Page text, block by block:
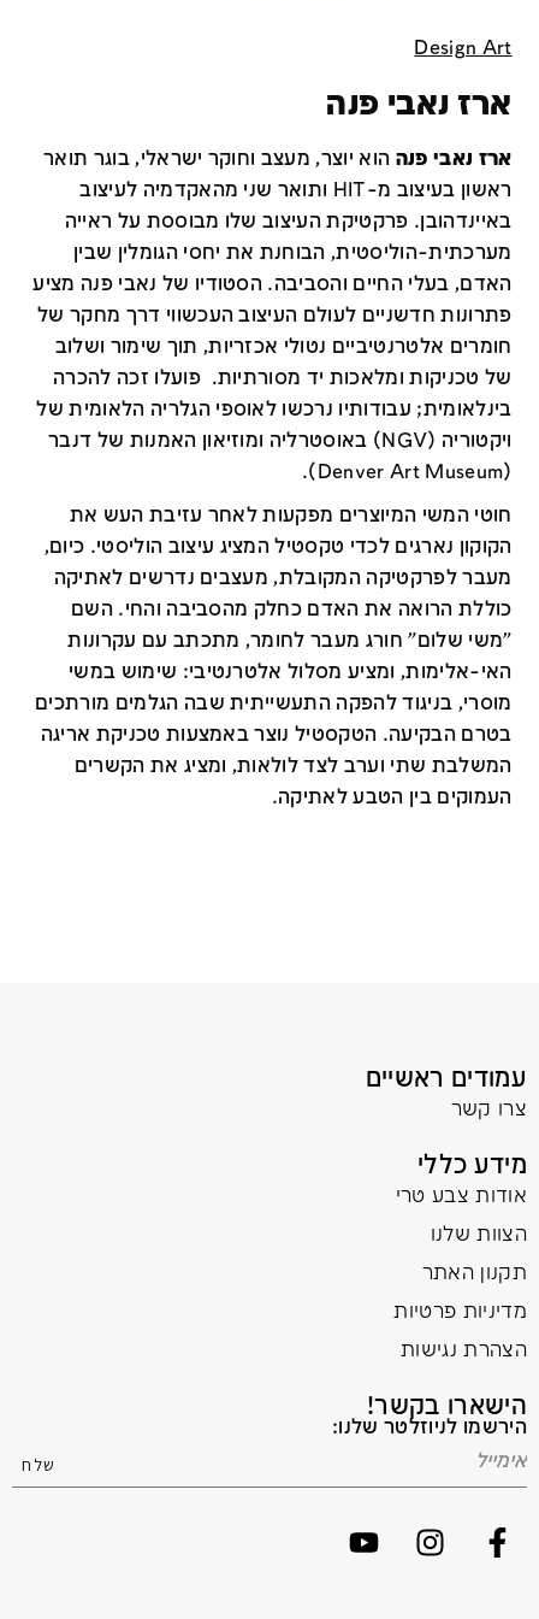
Design Art
ארז נאבי פנה
ארז נאבי פנה הוא יוצר, מעצב וחוקר ישראלי, בוגר תואר
ראשון בעיצוב מ-HIT ותואר שני מהאקדמיה לעיצוב
באיינדהובן. פרקטיקת העיצוב שלו מבוססת על ראייה
מערכתית-הוליסטית, הבוחנת את יחסי הגומלין שבין
האדם, בעלי החיים והסביבה. הסטודיו של נאבי פנה מציע
פתרונות חדשניים לעולם העיצוב העכשווי דרך מחקר של
חומרים אלטרנטיביים נטולי אכזריות, תוך שימור ושלוב
של טכניקות ומלאכות יד מסורתיות. פועלו זכה להכרה
בינלאומית; עבודותיו נרכשו לאוספי הגלריה הלאומית של
ויקטוריה (NGV) באוסטרליה ומוזיאון האמנות של דנבר
(Denver Art Museum).
חוטי המשי המיוצרים מפקעות לאחר עזיבת העש את
הקוקון נארגים לכדי טקסטיל המציג עיצוב הוליסטי. כיום,
מעבר לפרקטיקה המקובלת, מעצבים נדרשים לאתיקה
כוללת הרואה את האדם כחלק מהסביבה והחי. השם
"משי שלום" חורג מעבר לחומר, מתכתב עם עקרונות
האי-אלימות, ומציע מסלול אלטרנטיבי: שימוש במשי
מוסרי, בניגוד להפקה התעשייתית שבה הגלמים מורתכים
בטרם הבקיעה. הטקסטיל נוצר באמצעות טכניקת אריגה
המשלבת שתי וערב לצד לולאות, ומציג את הקשרים
העמוקים בין הטבע לאתיקה.
עמודים ראשיים
צרו קשר
מידע כללי
אודות צבע טרי
הצוות שלנו
תקנון האתר
מדיניות פרטיות
הצהרת נגישות
הישארו בקשר!
הירשמו לניוזלטר שלנו: